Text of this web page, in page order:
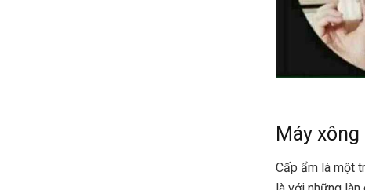
Máy
Cấp ẩm là một